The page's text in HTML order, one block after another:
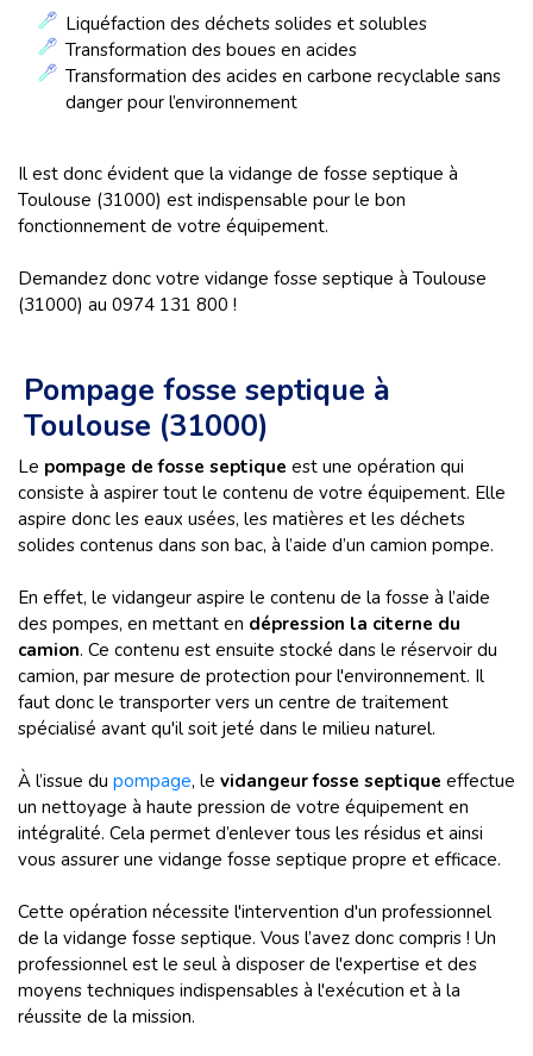
Liquéfaction des déchets solides et solubles
Transformation des boues en acides
Transformation des acides en carbone recyclable sans
danger pour l’environnement
Il est donc évident que la vidange de fosse septique à
Toulouse (31000) est indispensable pour le bon
fonctionnement de votre équipement.
Demandez donc votre vidange fosse septique à Toulouse
(31000) au 0974 131 800 !
Pompage fosse septique à
Toulouse (31000)
Le pompage de fosse septique est une opération qui
consiste à aspirer tout le contenu de votre équipement. Elle
aspire donc les eaux usées, les matières et les déchets
solides contenus dans son bac, à l’aide d’un camion pompe.
En effet, le vidangeur aspire le contenu de la fosse à l’aide
des pompes, en mettant en dépression la citerne du
camion. Ce contenu est ensuite stocké dans le réservoir du
camion, par mesure de protection pour l'environnement. Il
faut donc le transporter vers un centre de traitement
spécialisé avant qu'il soit jeté dans le milieu naturel.
À l’issue du pompage, le vidangeur fosse septique effectue
un nettoyage à haute pression de votre équipement en
intégralité. Cela permet d’enlever tous les résidus et ainsi
vous assurer une vidange fosse septique propre et efficace.
Cette opération nécessite l'intervention d'un professionnel
de la vidange fosse septique. Vous l’avez donc compris ! Un
professionnel est le seul à disposer de l'expertise et des
moyens techniques indispensables à l'exécution et à la
réussite de la mission.